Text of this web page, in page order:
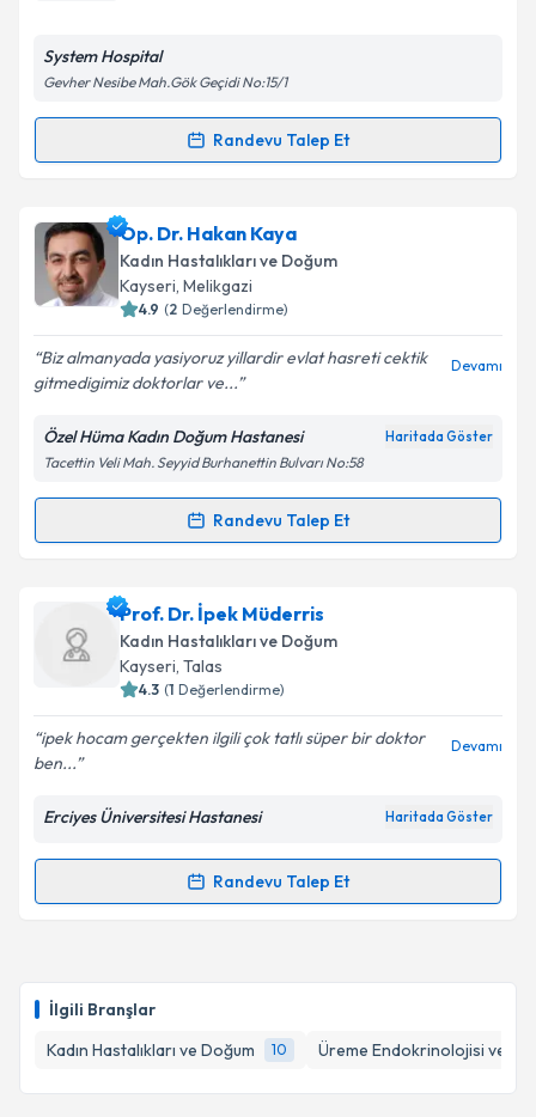
İlgili Branşlar
Kadın Hastalıkları ve Doğum
10 Üreme Endokrinolojisi ve
Kişisel verilerimin işlenmesine ilişkin
Metni'ni okudum ve kişisel verilerimin belirtilen
Takvim Talebini Gönder
System Hospital
Gevher Nesibe Mah.Gök Geçidi No:15/1
Randevu Talep Et
Randevu Takvimi Talebi
Op. Dr. Ahmet Suat Altmışyedioğlu
takvimi talebi oluşturun. Size bu uzmandan randevu
almanız için bir takvim hazırlandığında e-posta ile
bilgilendireceğiz.
E-posta Adresiniz
Kişisel verilerimin işlenmesine ilişkin
Metni'ni okudum ve kişisel verilerimin belirtilen
kapsamda işlenmesini kabul ediyorum.
Op. Dr. Hakan Kaya
Kadın Hastalıkları ve Doğum
Kayseri, Melikgazi
4.9 (2 Değerlendirme)
Biz almanyada yasiyoruz yillardir evlat hasreti cektik
gitmedigimiz doktorlar ve...
Devamı
Özel Hüma Kadın Doğum Hastanesi Haritada Göster
Tacettin Veli Mah. Seyyid Burhanettin Bulvarı No:58
Randevu Talep Et
Randevu Takvimi Talebi
Op. Dr. Hakan Kaya için randevu takvimi talebi
oluşturun. Size bu uzmandan randevu almanız için bir
takvim hazırlandığında e-posta ile bilgilendireceğiz.
Kişisel verilerimin işlenmesine ilişkin
Aydınlatma
kapsamda işlenmesini kabul ediyorum.
Prof. Dr. İpek Müderris
Kadın Hastalıkları ve Doğum
Kayseri, Talas
4.3 (1 Değerlendirme)
ipek hocam gerçekten ilgili çok tatlı süper bir doktor
ben...
Devamı
Erciyes Üniversitesi Hastanesi Haritada Göster
Randevu Talep Et
Randevu Takvimi Talebi
takvim hazırlandığında e-posta ile bilgilendireceğiz.